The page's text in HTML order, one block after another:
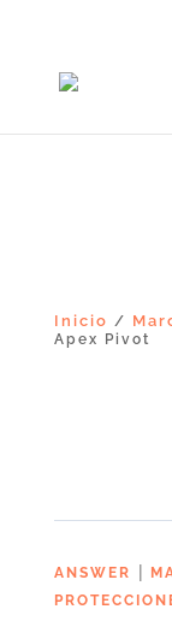
Inicio /
Apex Pivot
ANSWER |